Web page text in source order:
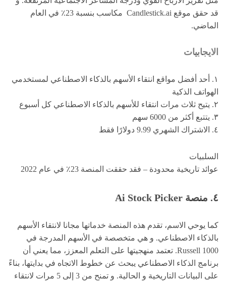
قد حقق موقع Candlestick.ai مكاسب بنسبة 23٪ في العام
الماضي.
الايجابيات
١. أحد أفضل مواقع انتقاء الأسهم بالذكاء الاصطناعي لمستخدمي
الهواتف الذكية
٢. يتيح ثلاث مرات انتقاء للأسهم بالذكاء الاصطناعي كل أسبوع
٣. يتتبع أكثر من 6000 سهم
٤. الاشتراك الشهري 9.99 دولارًا فقط
السلبيات
عوائد تاريخية محدودة – فقد حققت المنصة 23٪ في عام 2022
٤. منصة
كما يوحي الاسم، تقدم هذه المنصة خدماتها مجانا لانتقاء الأسهم
بالذكاء الاصطناعي. و هي متخصصة في الأسهم المدرجة في
Russell 1000. تعتمد منهجيتها على التعلم المعزز، مما يعني أن
برنامج الذكاء الاصطناعي يبحث عن خطوط الاتجاه في بدايتها، بناءً
على البيانات التاريخية و الحالية. و تمنح من 3 إلى 5 مرات لانتقاء